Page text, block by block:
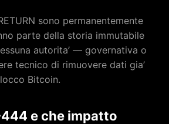
sono permanentemente
parte della storia immutabile
autorita’ — governativa o
tecnico di rimuovere dati gia’
Bitcoin.
444 e che impatto